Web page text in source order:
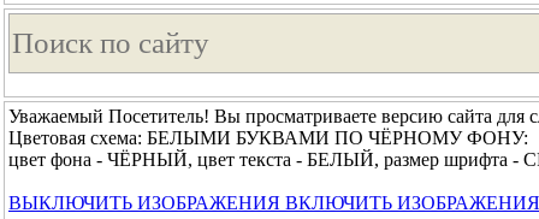
Уважаемый Посетитель! Вы просматриваете версию сайта для
Цветовая схема: БЕЛЫМИ БУКВАМИ ПО ЧЁРНОМУ ФОНУ:
цвет фона - ЧЁРНЫЙ, цвет текста - БЕЛЫЙ, размер шрифта
ВЫКЛЮЧИТЬ ИЗОБРАЖЕНИЯ ВКЛЮЧИТЬ ИЗОБРАЖЕНИЯ